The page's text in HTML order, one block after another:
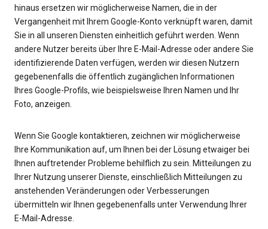
hinaus ersetzen wir möglicherweise Namen, die in der
Vergangenheit mit Ihrem Google-Konto verknüpft waren, damit
Sie in all unseren Diensten einheitlich geführt werden. Wenn
andere Nutzer bereits über Ihre E-Mail-Adresse oder andere Sie
identifizierende Daten verfügen, werden wir diesen Nutzern
gegebenenfalls die öffentlich zugänglichen Informationen
Ihres Google-Profils, wie beispielsweise Ihren Namen und Ihr
Foto, anzeigen.
Wenn Sie Google kontaktieren, zeichnen wir möglicherweise
Ihre Kommunikation auf, um Ihnen bei der Lösung etwaiger bei
Ihnen auftretender Probleme behilflich zu sein. Mitteilungen zu
Ihrer Nutzung unserer Dienste, einschließlich Mitteilungen zu
anstehenden Veränderungen oder Verbesserungen
übermitteln wir Ihnen gegebenenfalls unter Verwendung Ihrer
E-Mail-Adresse.